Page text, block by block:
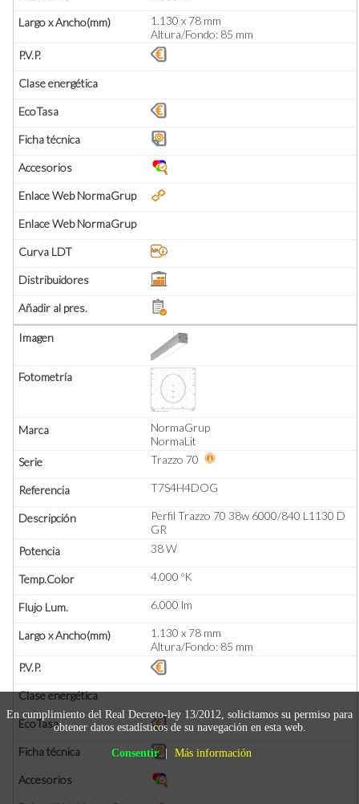
1.130 x 78 mm
Altura/Fondo: 85 mm
NormaGrup
NormaLit
Trazzo 70
T7S4H4DOG
Perfil Trazzo 70 38w 6000/840 L1130 D
GR
38 W
4.000 ºK
6.000 lm
1.130 x 78 mm
Altura/Fondo: 85 mm
En cumplimiento del Real Decreto-ley 13/2012, solicitamos su permiso para
obtener datos estadísticos de su navegación en esta web.
Consentir | Más información